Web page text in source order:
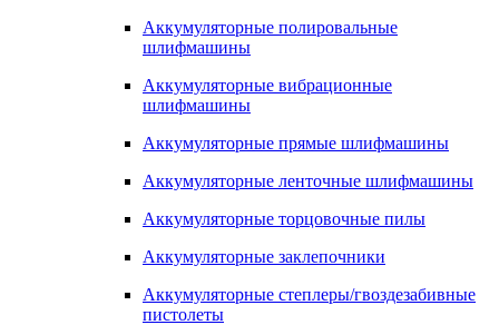
Аккумуляторные полировальные
шлифмашины
Аккумуляторные вибрационные
шлифмашины
Аккумуляторные прямые шлифмашины
Аккумуляторные ленточные шлифмашины
Аккумуляторные торцовочные пилы
Аккумуляторные заклепочники
Аккумуляторные степлеры/гвоздезабивные
пистолеты